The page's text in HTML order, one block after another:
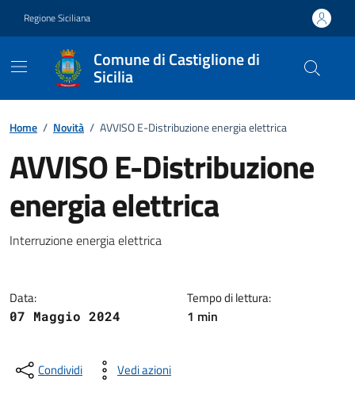
Regione Siciliana
Comune di Castiglione di
Sicilia
Home / Novità / AVVISO E-Distribuzione energia elettrica
AVVISO E-Distribuzione
energia elettrica
Dettagli della notizia
Interruzione energia elettrica
Data:
07 Maggio 2024
Tempo di lettura:
1 min
Condividi Vedi azioni